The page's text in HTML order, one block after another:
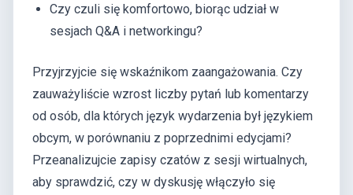
Czy czuli się komfortowo, biorąc udział w
sesjach Q&A i networkingu?
Przyjrzyjcie się wskaźnikom zaangażowania. Czy
zauważyliście wzrost liczby pytań lub komentarzy
od osób, dla których język wydarzenia był językiem
obcym, w porównaniu z poprzednimi edycjami?
Przeanalizujcie zapisy czatów z sesji wirtualnych,
aby sprawdzić, czy w dyskusję włączyło się